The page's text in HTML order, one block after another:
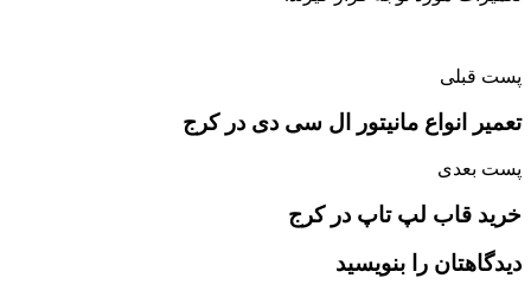
پست قبلی
تعمیر انواع مانیتور ال سی دی در کرج
پست بعدی
خرید قاب لپ تاپ در کرج
دیدگاهتان را بنویسید